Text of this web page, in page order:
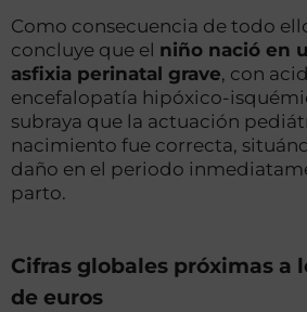
Como consecuencia de todo
concluye que el niño nació en
asfixia perinatal grave, con
encefalopatía hipóxico-
subraya que la actuación
nacimiento fue correcta,
daño en el periodo
parto.
Cifras globales próximas a
de euros